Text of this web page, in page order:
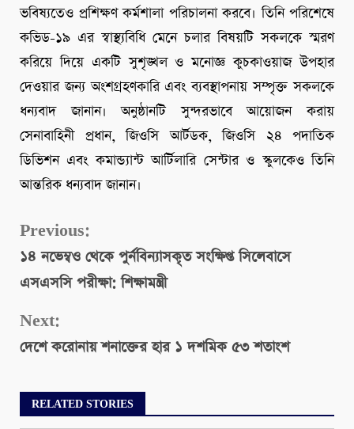
ভবিষ্যতেও প্রশিক্ষণ কর্মশালা পরিচালনা করবে। তিনি পরিশেষে
কভিড-১৯ এর স্বাস্থ্যবিধি মেনে চলার বিষয়টি সকলকে স্মরণ
করিয়ে দিয়ে একটি সুশৃঙ্খল ও মনোজ্ঞ কুচকাওয়াজ উপহার
দেওয়ার জন্য অংশগ্রহণকারি এবং ব্যবস্থাপনায় সম্পৃক্ত সকলকে
ধন্যবাদ জানান। অনুষ্ঠানটি সুন্দরভাবে আয়োজন করায়
সেনাবাহিনী প্রধান, জিওসি আর্টডক, জিওসি ২৪ পদাতিক
ডিভিশন এবং কমান্ড্যান্ট আর্টিলারি সেন্টার ও স্কুলকেও তিনি
আন্তরিক ধন্যবাদ জানান।
Continue
Reading
Previous:
১৪ নভেম্বও থেকে পুর্নবিন্যাসকৃত সংক্ষিপ্ত সিলেবাসে
এসএসসি পরীক্ষা: শিক্ষামন্ত্রী
Next:
দেশে করোনায় শনাক্তের হার ১ দশমিক ৫৩ শতাংশ
RELATED STORIES